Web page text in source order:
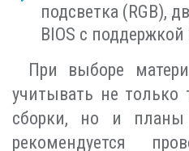
подсветка (RGB),
BIOS с поддержкой
При выборе
учитывать не только
сборки, но и
рекомендуется